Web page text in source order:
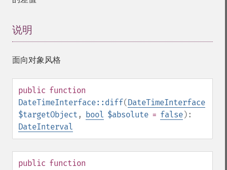
说明
面向对象风格
public function
DateTimeInterface::diff(DateTimeInterface
$targetObject , bool $absolute = false):
DateInterval
public function